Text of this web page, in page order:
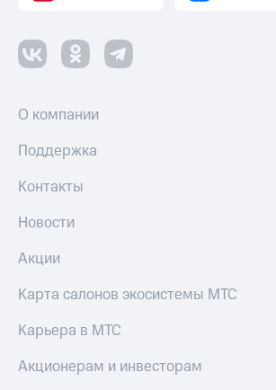
О компании
Поддержка
Контакты
Новости
Акции
Карта салонов экосистемы МТС
Карьера в МТС
Акционерам и инвесторам